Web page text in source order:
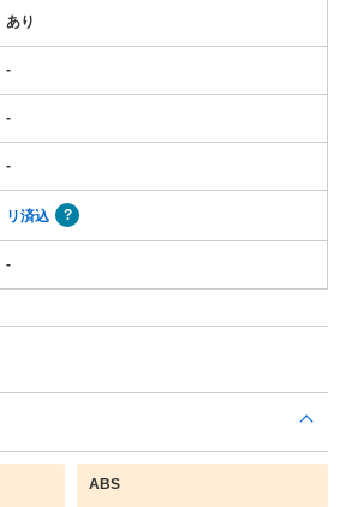
あり
-
-
-
リ済込
-
ABS